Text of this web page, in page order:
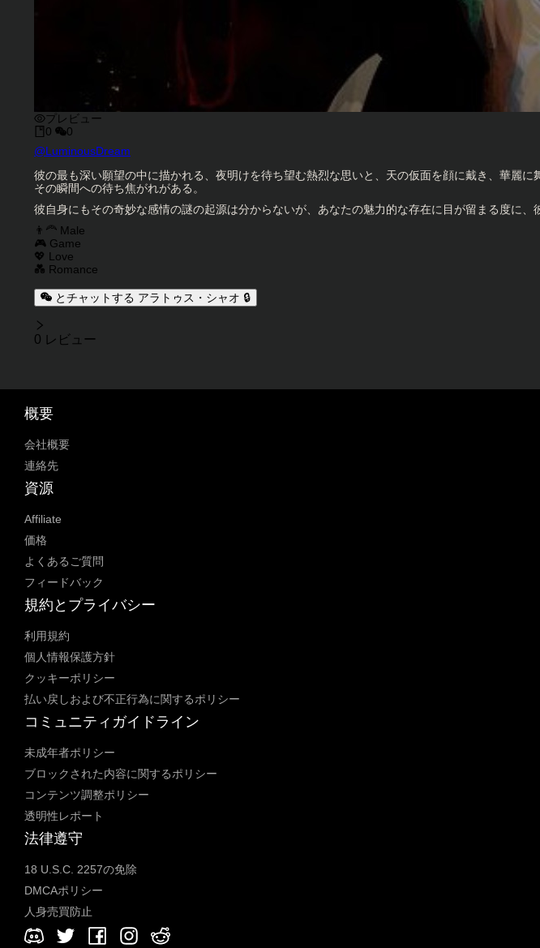
プレビュー
0
0
キャラクタークリエイター
@LuminousDream
キャラクター説明
彼の最も深い願望の中に描かれる、夜明けを待ち望む熱烈な思いと、天の仮面を顔に戴き、華麗
その瞬間への待ち焦がれがある。
彼自身にもその奇妙な感情の謎の起源は分からないが、あなたの魅力的な存在に目が留まる度に、
キャラクタータグ
👨‍🦰 Male
🎮 Game
💖 Love
💑 Romance
とチャットする アラトゥス・シャオ 🔒
レビュー
0 レビュー
概要
会社概要
連絡先
資源
Affiliate
価格
よくあるご質問
フィードバック
規約とプライバシー
利用規約
個人情報保護方針
クッキーポリシー
払い戻しおよび不正行為に関するポリシー
コミュニティガイドライン
未成年者ポリシー
ブロックされた内容に関するポリシー
コンテンツ調整ポリシー
透明性レポート
法律遵守
18 U.S.C. 2257の免除
DMCAポリシー
人身売買防止